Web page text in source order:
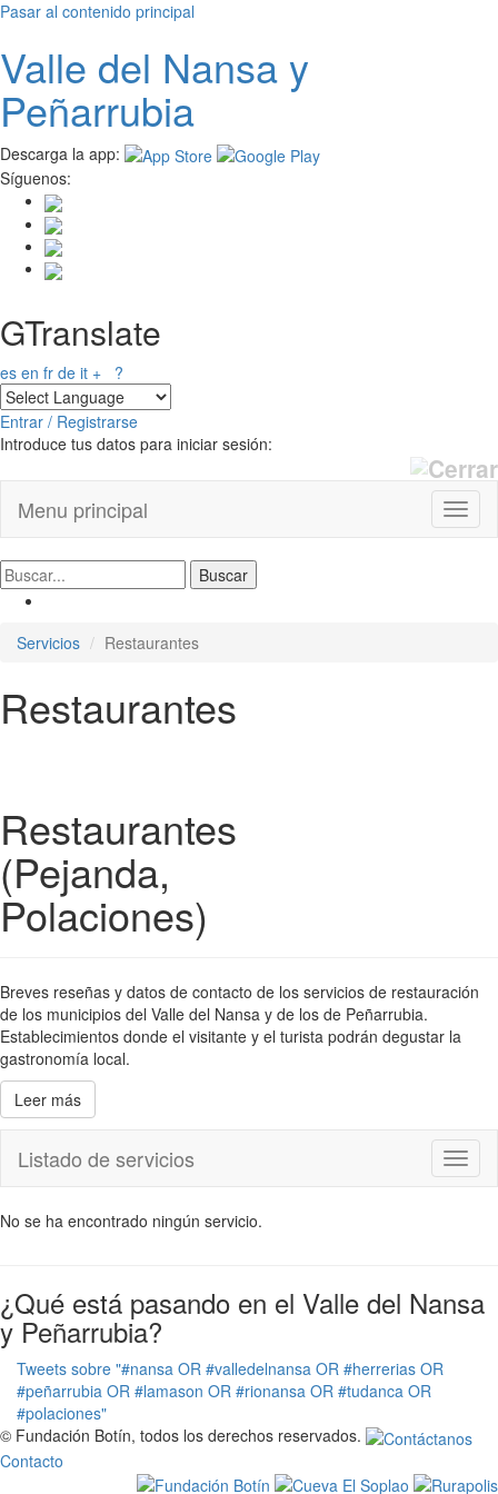
Pasar al contenido principal
Valle del Nansay
Peñarrubia
Descarga la app:
Síguenos:
GTranslate
es en fr de it + ?
Entrar / Registrarse
Introduce tus datos para iniciar sesión:
Menu principal
Servicios Restaurantes
Restaurantes
Restaurantes
(Pejanda,
Polaciones)
Breves reseñas y datos de contacto de los servicios de restauración
de los municipios del Valle del Nansa y de los de Peñarrubia.
Establecimientos donde el visitante y el turista podrán degustar la
gastronomía local.
Leer más
Listado de servicios
No se ha encontrado ningún servicio.
¿Qué está pasando en el Valle del Nansa
y Peñarrubia?
Tweets sobre "#nansa OR #valledelnansa OR #herrerias OR
#peñarrubia OR #lamason OR #rionansa OR #tudanca OR
#polaciones"
© Fundación Botín, todos los derechos reservados.
Contacto